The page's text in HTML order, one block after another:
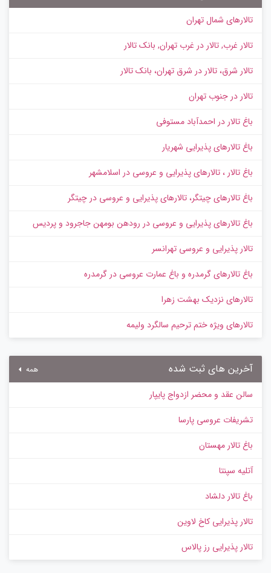
تالارهای شمال تهران
تالار غرب, تالار در غرب تهران, بانک تالار
تالار شرق، تالار در شرق تهران، بانک تالار
تالار در جنوب تهران
باغ تالار در احمدآباد مستوفی
باغ تالارهای پذیرایی شهریار
باغ تالار ، تالارهای پذیرایی و عروسی در اسلامشهر
باغ تالارهای چیتگر، تالارهای پذیرایی و عروسی در چیتگر
باغ تالارهای پذیرایی و عروسی در رودهن بومهن جاجرود و پردیس
تالار پذیرایی و عروسی تهرانسر
باغ تالارهای گرمدره و باغ عمارت عروسی در گرمدره
تالارهای نزدیک بهشت زهرا
تالارهای ویژه ختم ترحیم سالگرد ولیمه
آخرین های ثبت شده همه
سالن عقد و محضر ازدواج پایپار
تشریفات عروسی پارسا
باغ تالار مهستان
آتلیه سپنتا
باغ تالار دلشاد
تالار پذیرایی کاخ لاوین
تالار پذیرایی رز پالاس